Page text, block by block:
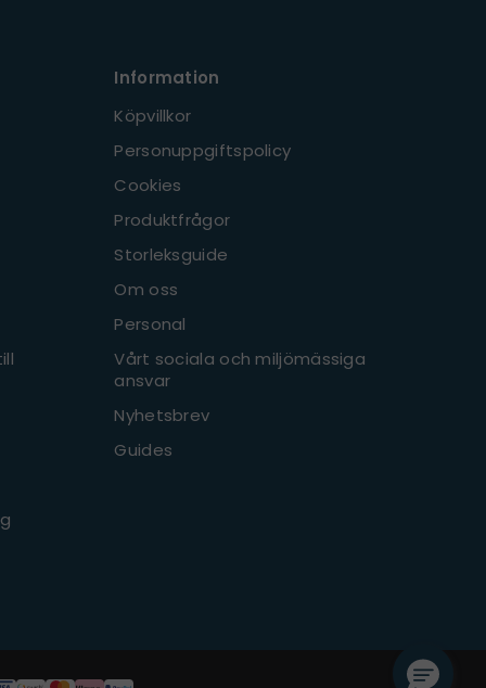
Information
Köpvillkor
Personuppgiftspolicy
Cookies
Produktfrågor
Storleksguide
Om oss
Personal
Vårt sociala och miljömässiga
ansvar
Nyhetsbrev
Guides